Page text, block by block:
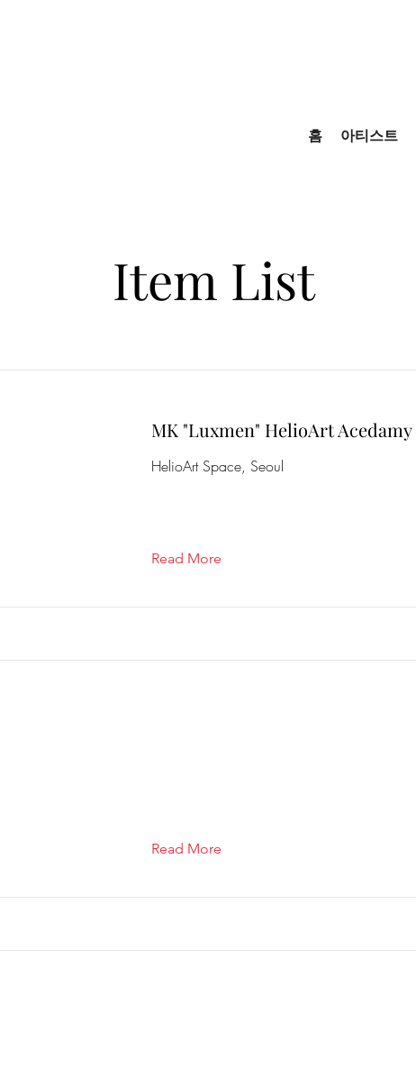
홈 아티스트
Item List
MK "Luxmen" HelioArt Acedamy
HelioArt Space, Seoul
Read More
Read More